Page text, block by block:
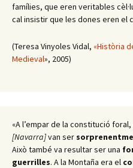
famílies, que eren veritables
cal insistir que les dones eren el
(Teresa Vinyoles Vidal, «Història
Medieval», 2005)
«A l’empar de la constitució foral,
[Navarra]van ser
Això també va resultar ser una
guerrilles. A la Montaña era el